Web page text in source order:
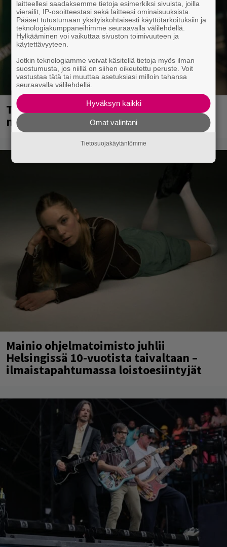
Tampereella sunnuntaina superpäivä –
nämä artistit mukana
Mainio ohjelmatoimisto juhlii
Helsingissä 10-vuotista taivaltaan –
ilmaistapahtumassa loistoesiintyjät
laitteellesi saadaksemme tietoja esimerkiksi sivuista, joilla
vierailit, IP-osoitteestasi sekä laitteesi ominaisuuksista.
Pääset tutustumaan yksityiskohtaisesti käyttötarkoituksiin ja
teknologiakumppaneihimme seuraavalla välilehdellä.
Hylkääminen voi vaikuttaa sivuston toimivuuteen ja
käytettävyyteen.
Jotkin teknologiamme voivat käsitellä tietoja myös ilman
suostumusta, jos niillä on siihen oikeutettu peruste. Voit
vastustaa tätä tai muuttaa asetuksiasi milloin tahansa
seuraavalla välilehdellä.
Hyväksyn kaikki
Omat valintani
Tietosuojakäytäntömme